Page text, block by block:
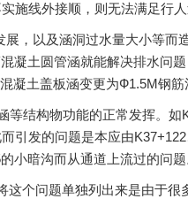
施线外接顺，则无法满足行
，以及涵洞过水量大小等
凝土圆管涵就能解决排水问
凝土盖板涵变更为Ф1.5M钢
等结构物功能的正常发挥。
引发的问题是本应由
小暗沟而从通道上流过的问
这个问题单独列出来是由于